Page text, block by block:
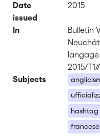
Date
issued
2015
In
Bulletin
2015/
Subjects
hashtag